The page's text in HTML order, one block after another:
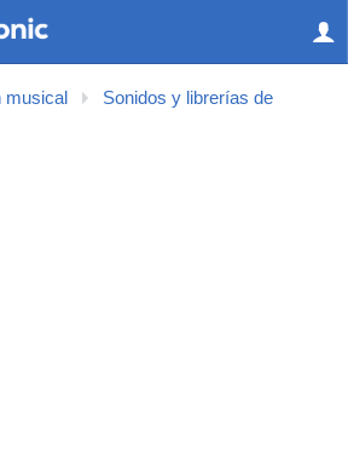
musical
Sonidos y librerías de